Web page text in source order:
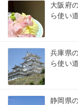
大阪府
ら使い
兵庫県
ら使い
静岡県